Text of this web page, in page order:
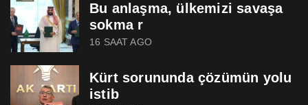
Bu anlaşma, ülkemizi savaşa
sokma r
16 SAAT AGO
Kürt sorununda çözümün yolu
istib